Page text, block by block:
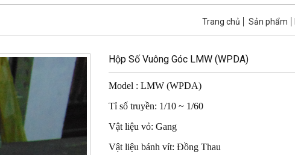
Trang chủ Sản phẩm
Hộp Số Vuông Góc LMW (WPDA)
Model : LMW (WPDA)
Tỉ số truyền: 1/10 ~ 1/60
Vật liệu vỏ: Gang
Vật liệu bánh vít: Đồng Thau